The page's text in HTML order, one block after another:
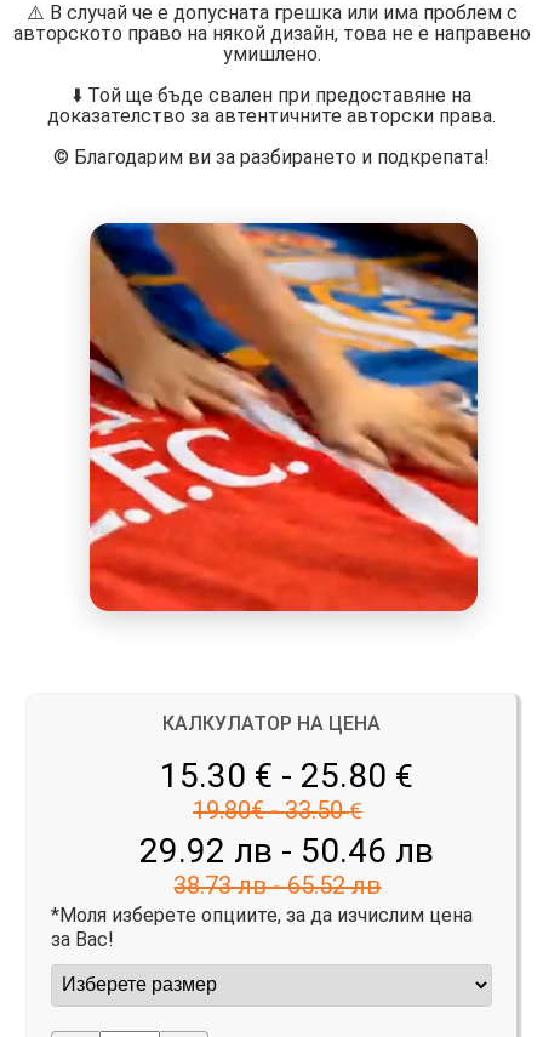
⚠️ В случай че е допусната грешка или има проблем с
авторското право на някой дизайн, това не е направено
умишлено.
⬇️ Той ще бъде свален при предоставяне на
доказателство за автентичните авторски права.
©️ Благодарим ви за разбирането и подкрепата!
КАЛКУЛАТОР НА ЦЕНА
15.30 € - 25.80 €
19.80€ - 33.50 €
29.92 лв - 50.46 лв
38.73 лв - 65.52 лв
*Моля изберете опциите, за да изчислим цена
за Вас!